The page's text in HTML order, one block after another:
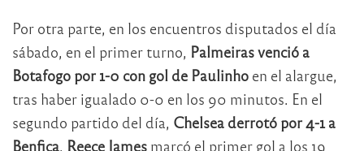
Por otra parte, en los encuentros disputados el día
sábado, en el primer turno, Palmeiras venció a
Botafogo por 1-0 con gol de Paulinho en el alargue,
tras haber igualado 0-0 en los 90 minutos. En el
segundo partido del día, Chelsea derrotó por 4-1 a
Benfica. Reece James marcó el primer gol a los 19